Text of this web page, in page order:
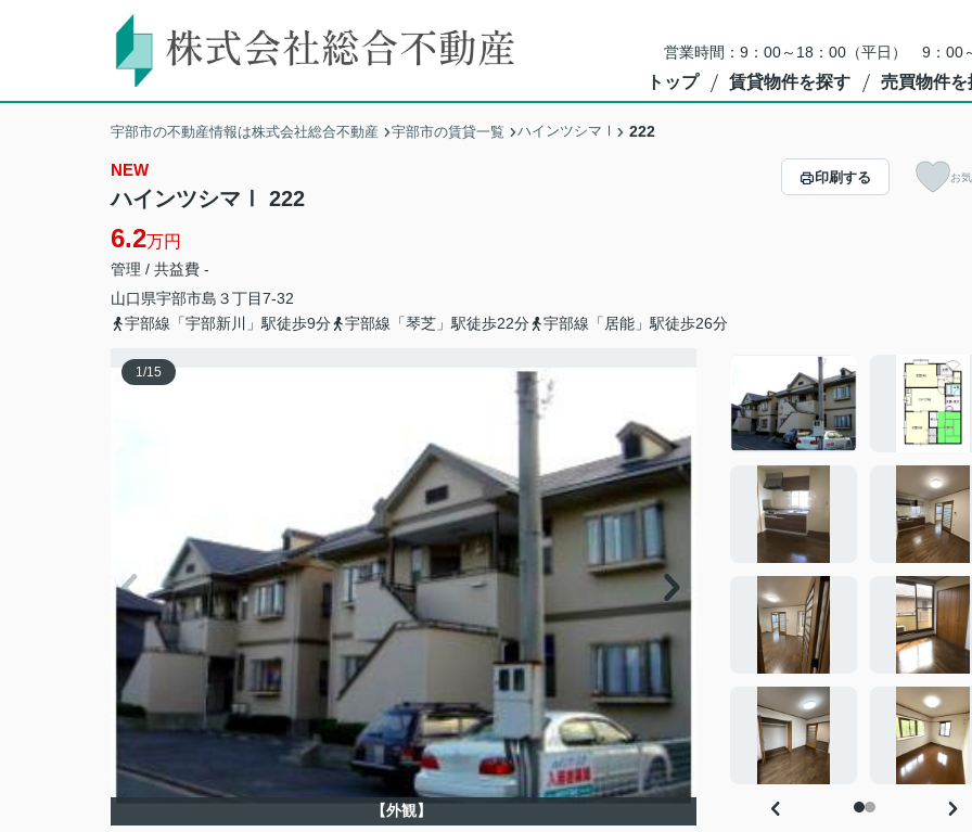
営業時間：9：00～18：00（平日） 9：00
トップ 賃貸物件を探す 売買物件を
宇部市の不動産情報は株式会社総合不動産 宇部市の賃貸一覧 ハインツシマⅠ 222
NEW
ハインツシマⅠ 222
6.2万円
管理 / 共益費 -
山口県宇部市島 ３丁目7-32
宇部線「宇部新川」駅徒歩9分
宇部線「琴芝」駅徒歩22分 宇部線「居能」駅徒歩26分
印刷する お
1/15
【外観】